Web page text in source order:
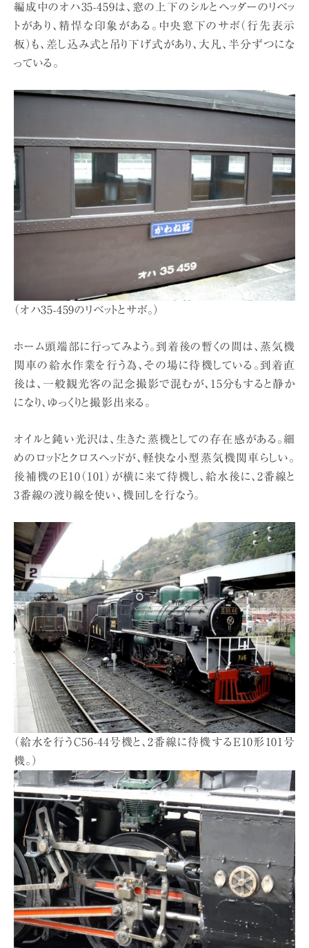
編成中のオハ35-459は、窓の上下のシルとヘッダーのリベッ
トがあり、精悍な印象がある。中央窓下のサボ（行先表示
板）も、差し込み式と吊り下げ式があり、大凡、半分ずつにな
っている。
（オハ35-459のリベットとサボ。）
ホーム頭端部に行ってみよう。到着後の暫くの間は、蒸気機
関車の給水作業を行う為、その場に待機している。到着直
後は、一般観光客の記念撮影で混むが、15分もすると静か
になり、ゆっくりと撮影出来る。
オイルと鈍い光沢は、生きた蒸機としての存在感がある。細
めのロッドとクロスヘッドが、軽快な小型蒸気機関車らしい。
後補機のE10（101）が横に来て待機し、給水後に、2番線と
3番線の渡り線を使い、機回しを行なう。
（給水を行うC56-44号機と、2番線に待機するE10形101号
機。）